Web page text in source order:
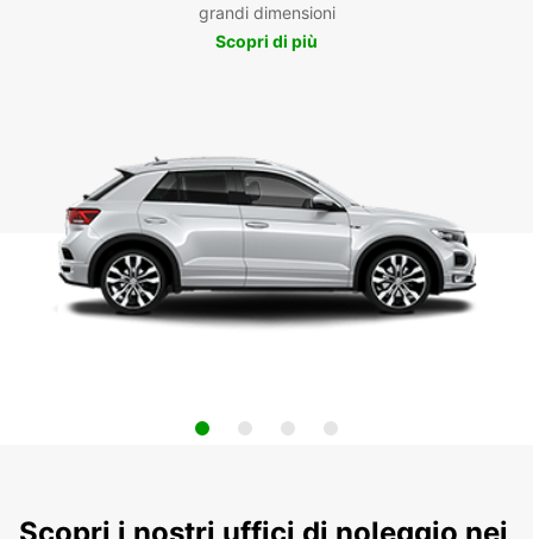
grandi dimensioni
Scopri di più